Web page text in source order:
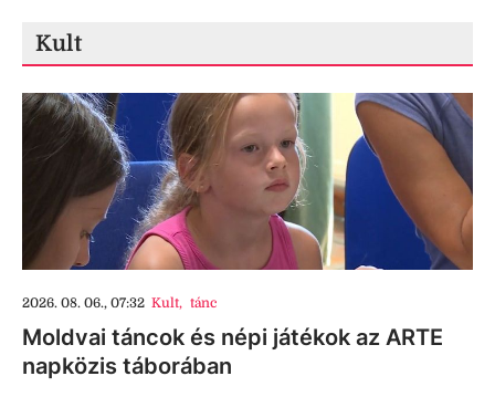
Kult
2026. 08. 06., 07:32 Kult, tánc
Moldvai táncok és népi játékok az ARTE
napközis táborában